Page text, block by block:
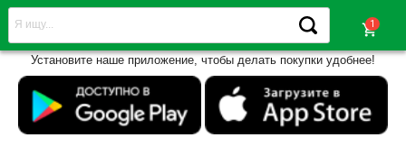
shopping_cart
Установите наше приложение, чтобы делать покупки удобнее!